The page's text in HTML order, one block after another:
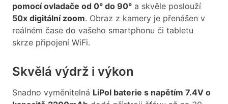
pomocí ovladače od 0° do 90° a skvěle poslouží
50x digitální zoom. Obraz z kamery je přenášen v
reálném čase do vašeho smartphonu či tabletu
skrze připojení WiFi.
Skvělá výdrž i výkon
Snadno vyměnitelná LiPol baterie s napětím 7.4V o